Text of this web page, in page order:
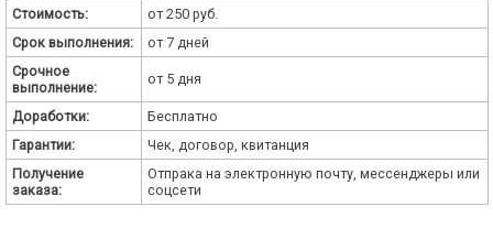
Стоимость:
от 250 руб.
Срок выполнения:
от 7 дней
Срочное
выполнение:
от 5 дня
Доработки:
Бесплатно
Гарантии:
Чек, договор, квитанция
Получение
заказа:
Отпрака на электронную почту, мессенджеры или
соцсети